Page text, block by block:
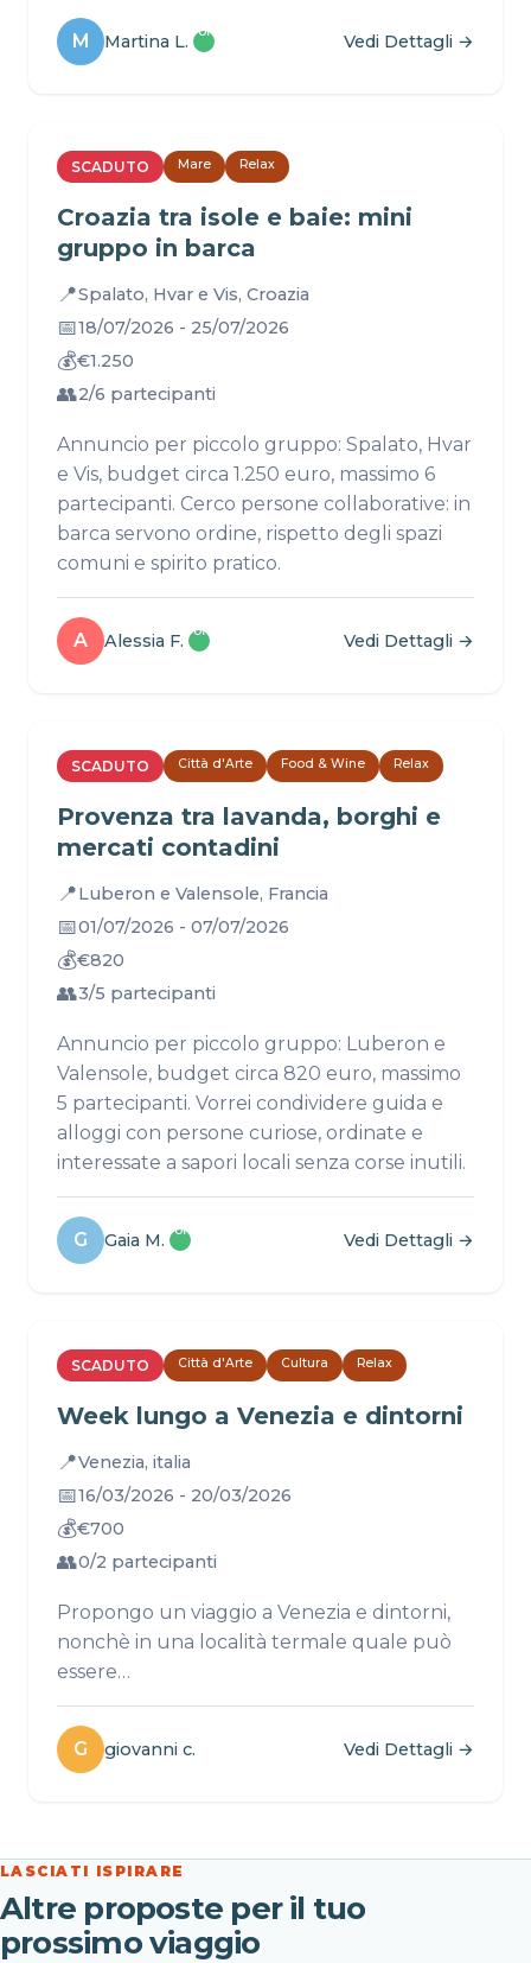
M Martina L.Profilo
✓
Vedi Dettagli →
SCADUTO Mare Relax
Croazia tra isole e baie: mini
gruppo in barca
📍Spalato, Hvar e Vis, Croazia
📅18/07/2026 - 25/07/2026
💰€1.250
👥2/6 partecipanti
Annuncio per piccolo gruppo: Spalato, Hvar
e Vis, budget circa 1.250 euro, massimo 6
partecipanti. Cerco persone collaborative: in
barca servono ordine, rispetto degli spazi
comuni e spirito pratico.
A Alessia F.Profilo
✓
Vedi Dettagli →
SCADUTO Città d'Arte Food & Wine Relax
Provenza tra lavanda, borghi e
mercati contadini
📍Luberon e Valensole, Francia
📅01/07/2026 - 07/07/2026
💰€820
👥3/5 partecipanti
Annuncio per piccolo gruppo: Luberon e
Valensole, budget circa 820 euro, massimo
5 partecipanti. Vorrei condividere guida e
alloggi con persone curiose, ordinate e
interessate a sapori locali senza corse inutili.
G Gaia M.Profilo
✓
Vedi Dettagli →
SCADUTO Città d'Arte Cultura Relax
Week lungo a Venezia e dintorni
📍Venezia, italia
📅16/03/2026 - 20/03/2026
💰€700
👥0/2 partecipanti
Propongo un viaggio a Venezia e dintorni,
nonchè in una località termale quale può
essere…
G giovanni c. Vedi Dettagli →
LASCIATI ISPIRARE
Altre proposte per il tuo
prossimo viaggio